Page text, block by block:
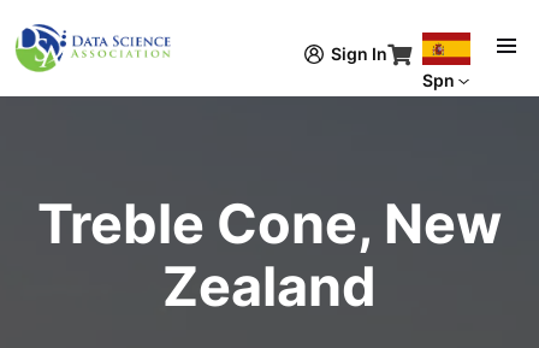
Sign In
Spn
Treble Cone, New
Zealand